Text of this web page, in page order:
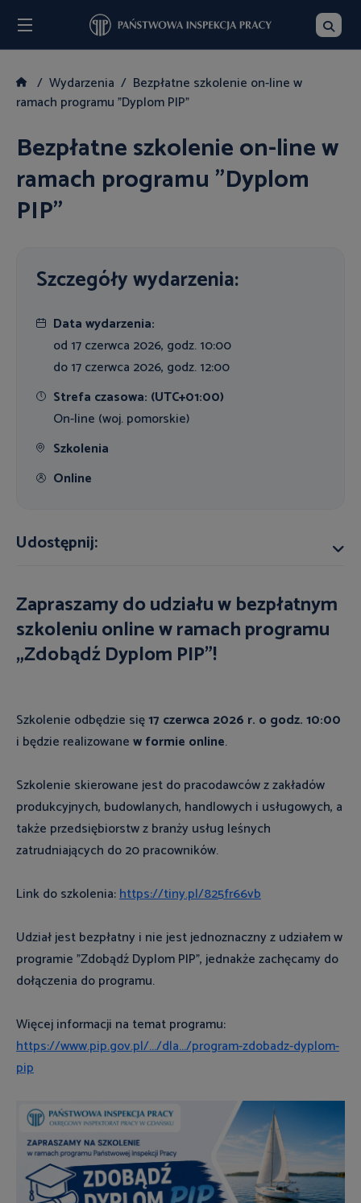
Wydarzenia
Bezpłatne szkolenie on-line w
ramach programu "Dyplom PIP"
Bezpłatne szkolenie on-line w
ramach programu "Dyplom
PIP"
Zapraszamy do udziału w bezpłatnym
szkoleniu online w ramach programu
„Zdobądź Dyplom PIP"!
Szkolenie odbędzie się17 czerwca 2026 r. o godz. 10:00
i będzie realizowanew formie online.
Szkolenie skierowane jest do pracodawców z zakładów
produkcyjnych, budowlanych, handlowych i usługowych, a
także przedsiębiorstw z branży usług leśnych
zatrudniających do 20 pracowników.
Link do szkolenia:https://tiny.pl/825fr66vb
Udział jest bezpłatny i nie jest jednoznaczny z udziałem w
programie "Zdobądź Dyplom PIP", jednakże zachęcamy do
dołączenia do programu.
Więcej informacji na temat programu:
https://www.pip.gov.pl/.../dla.../program-zdobadz-dyplom-
pip
Szczegóły wydarzenia:
Data wydarzenia:
od 17 czerwca 2026, godz. 10:00
do 17 czerwca 2026, godz. 12:00
Strefa czasowa: (UTC+01:00)
On-line (woj. pomorskie)
Szkolenia
Online
Udostępnij:
Szukaj